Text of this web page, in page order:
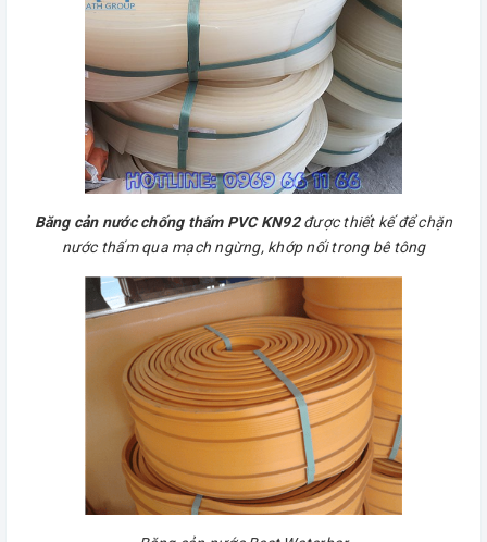
Băng cản nước chống thấm PVC KN92được thiết kế để chặn
nước thấm qua mạch ngừng, khớp nối trong bê tông